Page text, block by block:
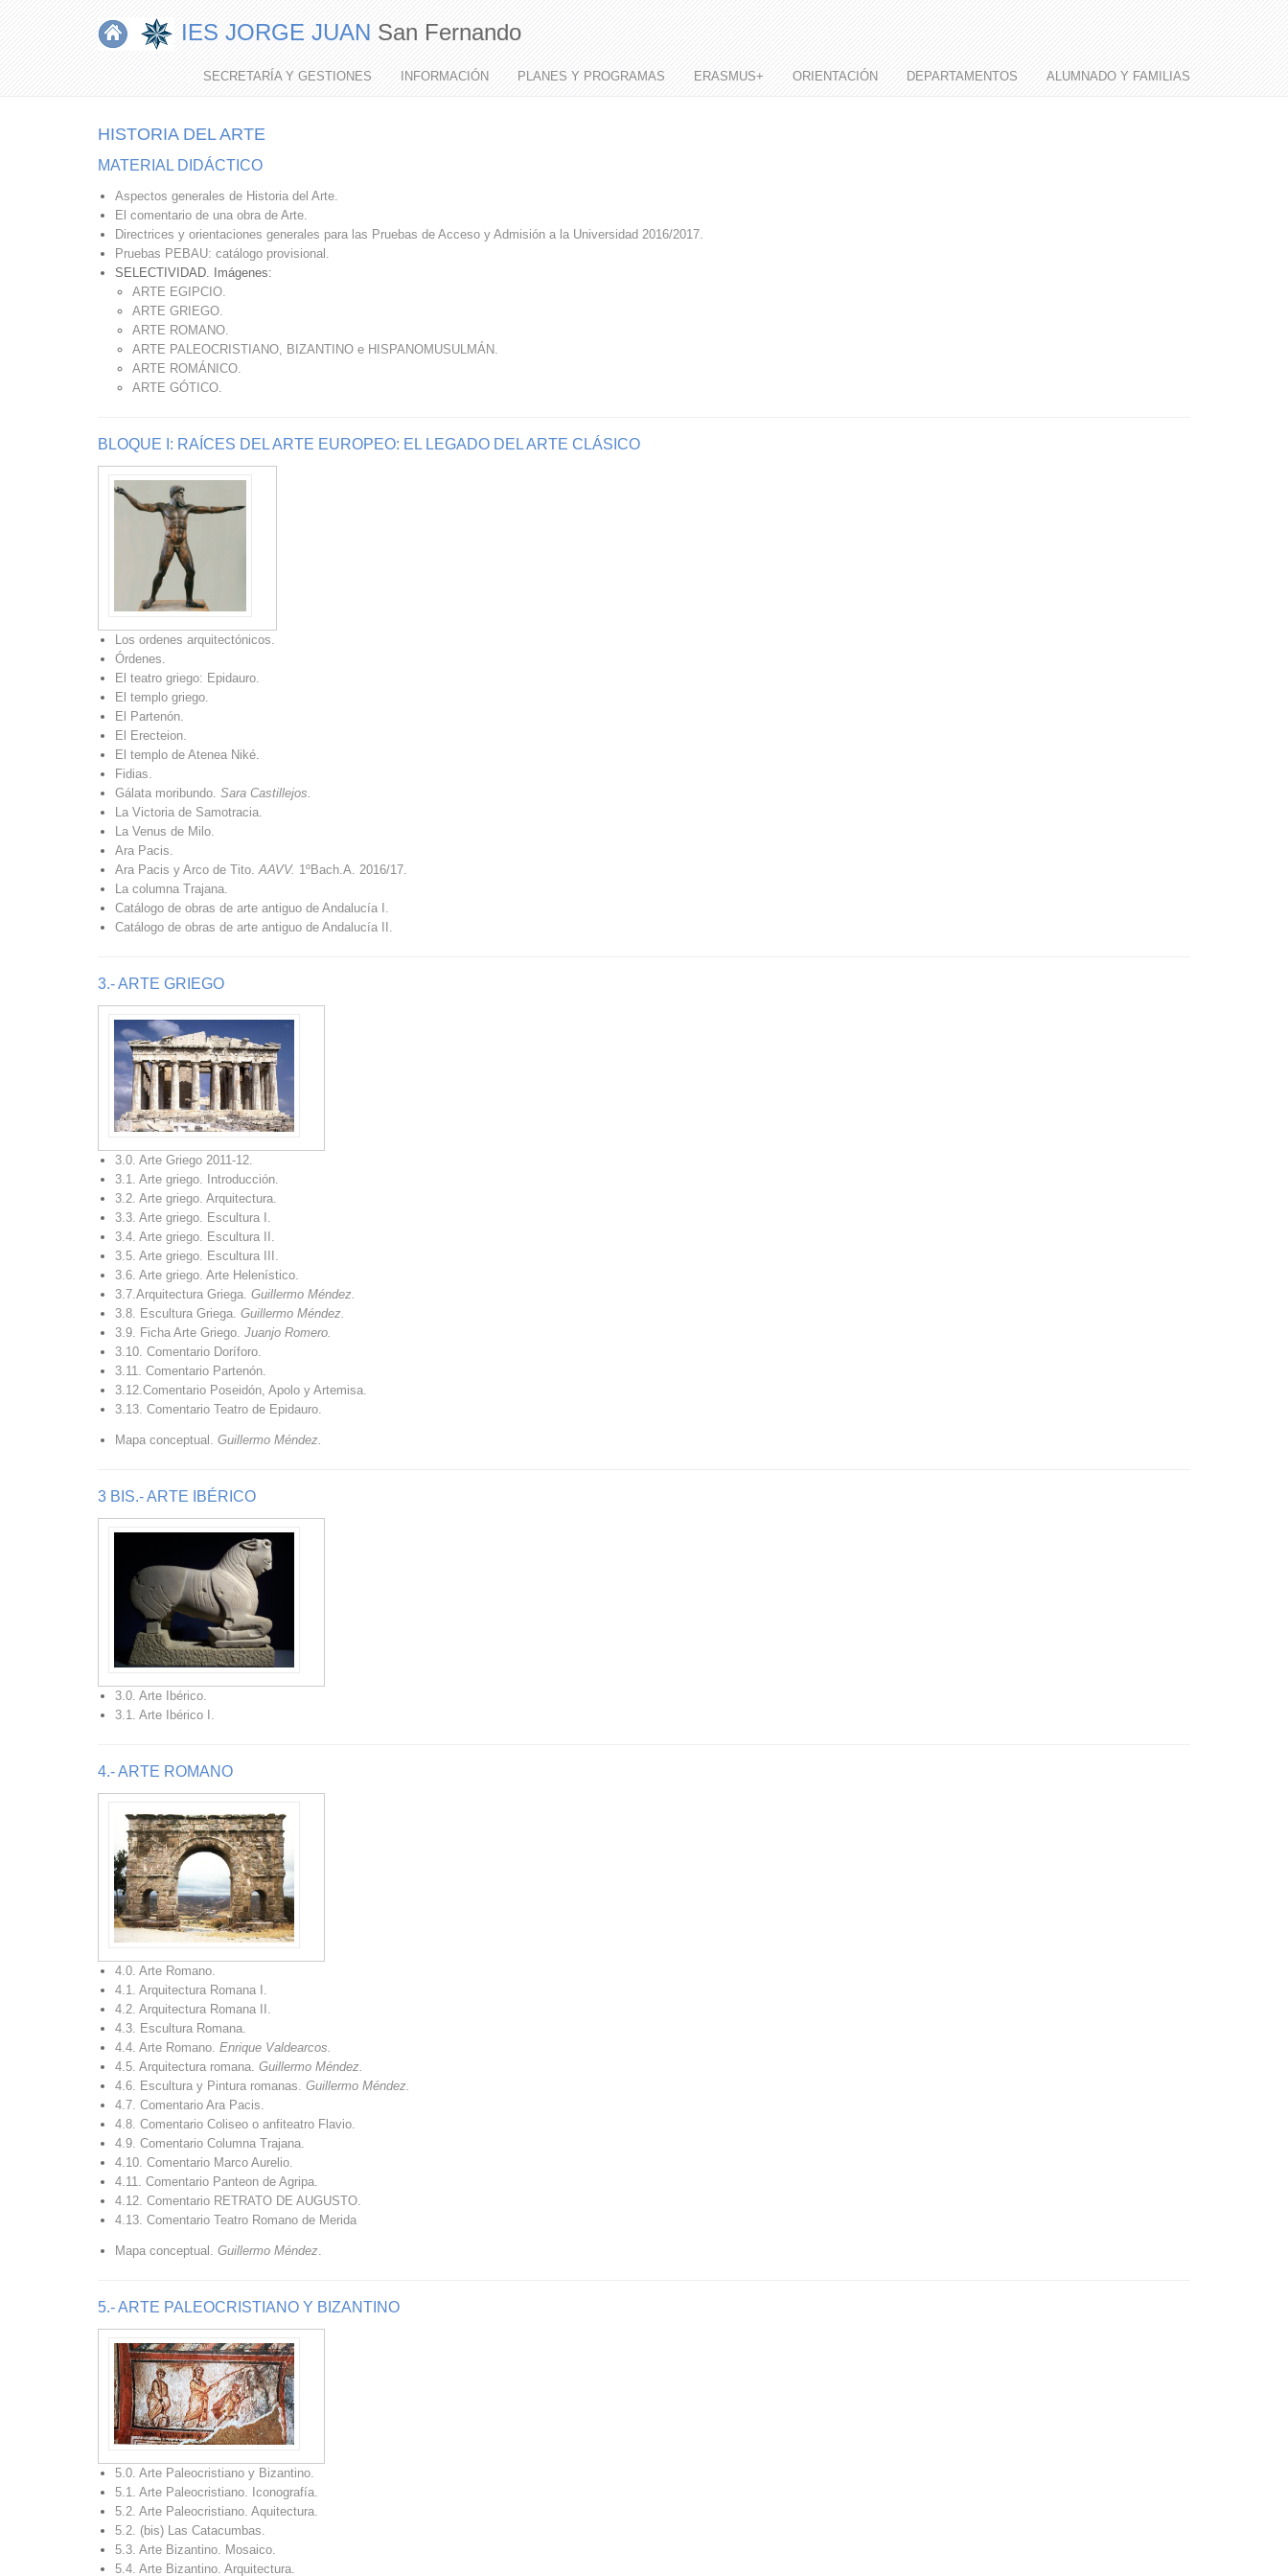
IES JORGE JUAN San Fernando
MI
MENÚ
SECRETARÍA Y GESTIONES INFORMACIÓN PLANES Y PROGRAMAS ERASMUS+ ORIENTACIÓN DEPARTAMENTOS ALUMNADO Y FAMILIAS
HISTORIA DEL ARTE
MATERIAL DIDÁCTICO
Aspectos generales de Historia del Arte.
El comentario de una obra de Arte.
Directrices y orientaciones generales para las Pruebas de Acceso y Admisión a la Universidad 2016/2017.
Pruebas PEBAU: catálogo provisional.
SELECTIVIDAD. Imágenes:
ARTE EGIPCIO.
ARTE GRIEGO.
ARTE ROMANO.
ARTE PALEOCRISTIANO, BIZANTINO e HISPANOMUSULMÁN.
ARTE ROMÁNICO.
ARTE GÓTICO.
BLOQUE I: RAÍCES DEL ARTE EUROPEO: EL LEGADO DEL ARTE CLÁSICO
Los ordenes arquitectónicos.
Órdenes.
El teatro griego: Epidauro.
El templo griego.
El Partenón.
El Erecteion.
El templo de Atenea Niké.
Fidias.
Gálata moribundo. Sara Castillejos.
La Victoria de Samotracia.
La Venus de Milo.
Ara Pacis.
Ara Pacis y Arco de Tito.AAVV. 1ºBach.A. 2016/17.
La columna Trajana.
Catálogo de obras de arte antiguo de Andalucía I.
Catálogo de obras de arte antiguo de Andalucía II.
3.- ARTE GRIEGO
3.0. Arte Griego 2011-12.
3.1. Arte griego. Introducción.
3.2. Arte griego. Arquitectura.
3.3. Arte griego. Escultura I.
3.4. Arte griego. Escultura II.
3.5. Arte griego. Escultura III.
3.6. Arte griego. Arte Helenístico.
3.7.Arquitectura Griega. Guillermo Méndez.
3.8. Escultura Griega. Guillermo Méndez.
3.9. Ficha Arte Griego. Juanjo Romero.
3.10. Comentario Doríforo.
3.11. Comentario Partenón.
3.12.Comentario Poseidón, Apolo y Artemisa.
3.13. Comentario Teatro de Epidauro.
Mapa conceptual. Guillermo Méndez.
3 BIS.- ARTE IBÉRICO
3.0. Arte Ibérico.
3.1. Arte Ibérico I.
4.- ARTE ROMANO
4.0. Arte Romano.
4.1. Arquitectura Romana I.
4.2. Arquitectura Romana II.
4.3. Escultura Romana.
4.4. Arte Romano. Enrique Valdearcos.
4.5. Arquitectura romana. Guillermo Méndez.
4.6. Escultura y Pintura romanas. Guillermo Méndez.
4.7. Comentario Ara Pacis.
4.8. Comentario Coliseo o anfiteatro Flavio.
4.9. Comentario Columna Trajana.
4.10. Comentario Marco Aurelio.
4.11. Comentario Panteon de Agripa.
4.12. Comentario RETRATO DE AUGUSTO.
4.13. Comentario Teatro Romano de Merida
Mapa conceptual. Guillermo Méndez.
5.- ARTE PALEOCRISTIANO Y BIZANTINO
5.0. Arte Paleocristiano y Bizantino.
5.1. Arte Paleocristiano. Iconografía.
5.2. Arte Paleocristiano. Aquitectura.
5.2. (bis) Las Catacumbas.
5.3. Arte Bizantino. Mosaico.
5.4. Arte Bizantino. Arquitectura.